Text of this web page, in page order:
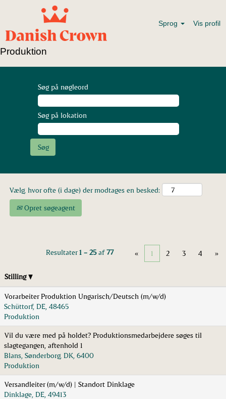
Sprog Vis profil
Produktion
Søg på nøgleord
Søg på lokation
Vælg, hvor ofte (i dage) der modtages en besked:
Opret søgeagent
Resultater1 – 25af77 « 1 2 3 4 »
Stilling
Vorarbeiter Produktion Ungarisch/Deutsch (m/w/d)
Schüttorf, DE, 48465
Produktion
Vil du være med på holdet? Produktionsmedarbejdere søges til
slagtegangen, aftenhold 1
Blans, Sønderborg, DK, 6400
Produktion
Versandleiter (m/w/d) | Standort Dinklage
Dinklage, DE, 49413